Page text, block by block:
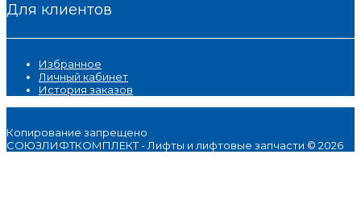
Для клиентов
Избранное
Личный кабинет
История заказов
Копирование запрещено
СОЮЗЛИФТКОМПЛЕКТ - Лифты и лифтовые запчасти © 2026